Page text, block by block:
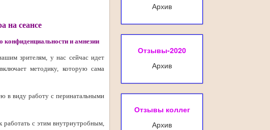
на сеансе
конфиденциальности и амнезии
зрителям, у нас сейчас идет
методику, которую сама
в виду работу с перинатальными
работать с этим внутриутробным,
Архив
Отзывы-2020
Архив
Отзывы коллег
Архив